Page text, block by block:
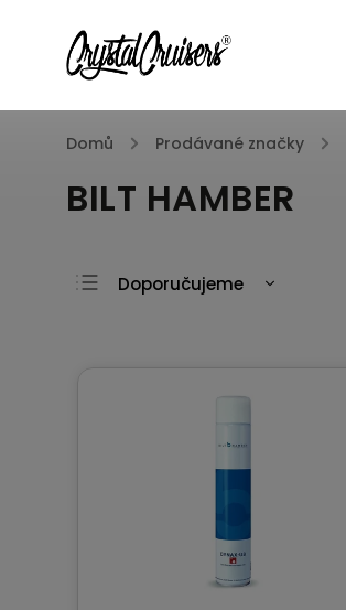
Domů / Prodávané značky /
BILT HAMBER
Doporučujeme